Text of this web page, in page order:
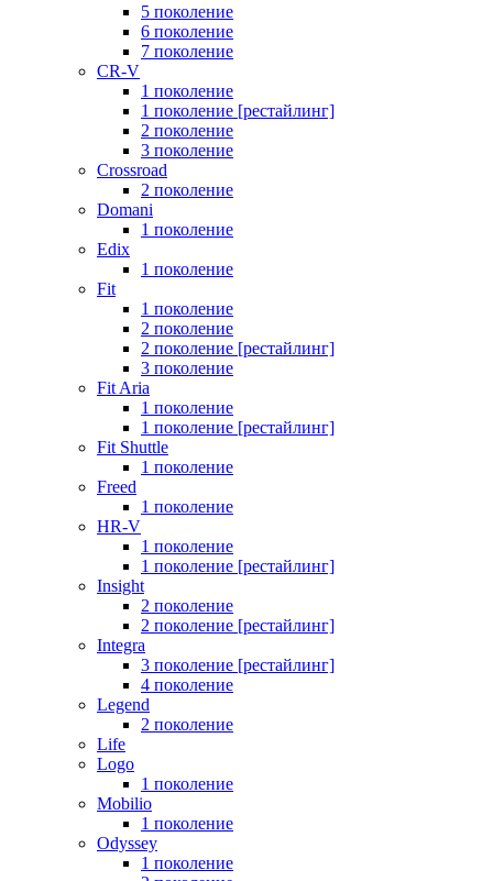
5 поколение
6 поколение
7 поколение
CR-V
1 поколение
1 поколение [рестайлинг]
2 поколение
3 поколение
Crossroad
2 поколение
Domani
1 поколение
Edix
1 поколение
Fit
1 поколение
2 поколение
2 поколение [рестайлинг]
3 поколение
Fit Aria
1 поколение
1 поколение [рестайлинг]
Fit Shuttle
1 поколение
Freed
1 поколение
HR-V
1 поколение
1 поколение [рестайлинг]
Insight
2 поколение
2 поколение [рестайлинг]
Integra
3 поколение [рестайлинг]
4 поколение
Legend
2 поколение
Life
Logo
1 поколение
Mobilio
1 поколение
Odyssey
1 поколение